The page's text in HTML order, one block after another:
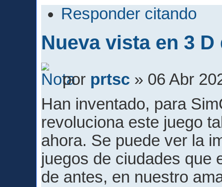
Responder citando
Nueva vista en 3
por prtsc » 06 Abr
Han inventado, para
revoluciona este juego
ahora. Se puede ver la
juegos de ciudades que
de antes, en nuestro